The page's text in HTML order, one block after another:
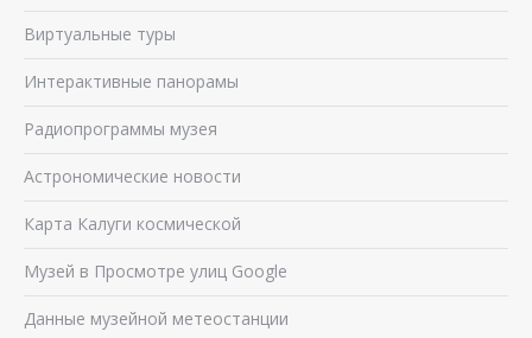
Виртуальные туры
Интерактивные панорамы
Радиопрограммы музея
Астрономические новости
Карта Калуги космической
Музей в Просмотре улиц Google
Данные музейной метеостанции